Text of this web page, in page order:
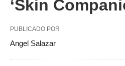
‘Skin
PUBLICADO POR
Angel Salazar